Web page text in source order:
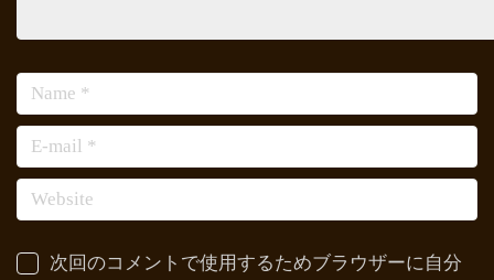
次回のコメントで使用するためブラウザーに自分